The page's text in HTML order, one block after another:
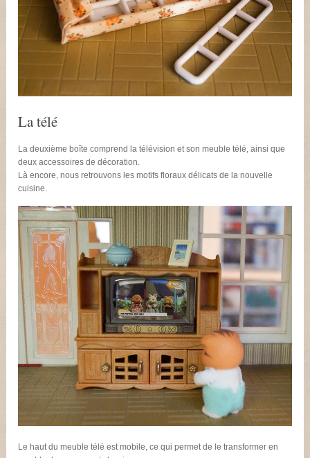
La télé
La deuxième boîte comprend la télévision et son meuble télé, ainsi que
deux accessoires de décoration.
Là encore, nous retrouvons les motifs floraux délicats de la nouvelle
cuisine.
Le haut du meuble télé est mobile, ce qui permet de le transformer en